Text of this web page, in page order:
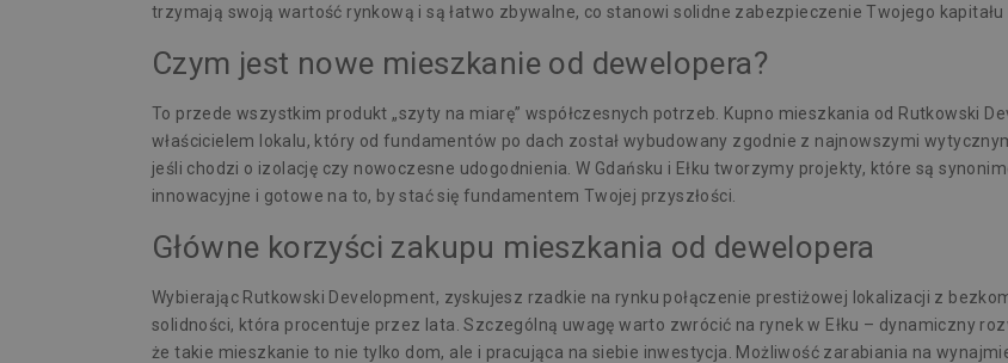
trzymają swoją wartość rynkową i są łatwo zbywalne, co stanowi solidne zabezpieczenie Twojego kapitału
Czym jest nowe mieszkanie od dewelopera?
To przede wszystkim produkt „szyty na miarę” współczesnych potrzeb. Kupno mieszkania od Rutkowski
właścicielem lokalu, który od fundamentów po dach został wybudowany zgodnie z najnowszymi
jeśli chodzi o izolację czy nowoczesne udogodnienia. W Gdańsku i Ełku tworzymy projekty, które są
innowacyjne i gotowe na to, by stać się fundamentem Twojej przyszłości.
Główne korzyści zakupu mieszkania od dewelopera
Wybierając Rutkowski Development, zyskujesz rzadkie na rynku połączenie prestiżowej lokalizacji z
solidności, która procentuje przez lata. Szczególną uwagę warto zwrócić na rynek w Ełku – dynamiczny
że takie mieszkanie to nie tylko dom, ale i pracująca na siebie inwestycja. Możliwość zarabiania na